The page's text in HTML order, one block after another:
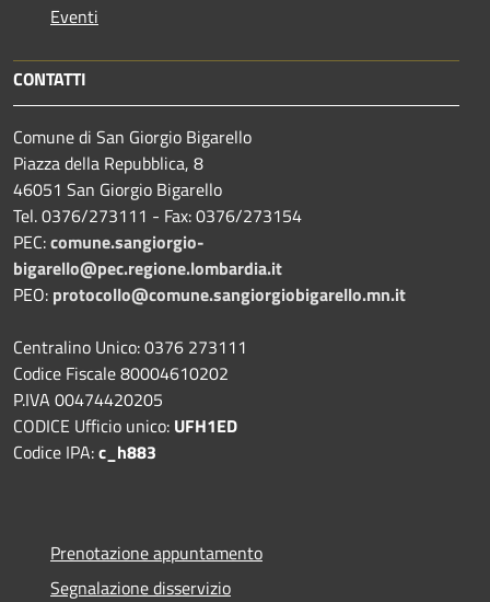
Eventi
CONTATTI
Comune di San Giorgio Bigarello
Piazza della Repubblica, 8
46051 San Giorgio Bigarello
Tel. 0376/273111 - Fax: 0376/273154
PEC:comune.sangiorgio-
bigarello@pec.regione.lombardia.it
PEO: protocollo@comune.sangiorgiobigarello.mn.it
Centralino Unico: 0376 273111
Codice Fiscale 80004610202
P.IVA 00474420205
CODICE Ufficio unico: UFH1ED
Codice IPA:c_h883
Prenotazione appuntamento
Segnalazione disservizio